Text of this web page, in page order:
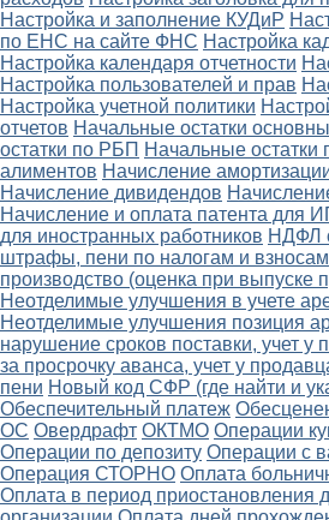
Настройка и заполнение КУДиР
по ЕНС на сайте ФНС Настройка
Настройка календаря отчетности
Настройка пользователей и прав
Настройка учетной политики
отчетов Начальные остатки
остатки по РБП Начальные остатки
алиментов Начисление
Начисление дивидендов
Начисление и оплата патента для
для иностранных работников НДФЛ
штрафы, пени по налогам и взносам
производство (оценка при выпуске
Неотделимые улучшения в учете
Неотделимые улучшения позиция
нарушение сроков поставки, учет у
за просрочку аванса, учет у
пени Новый код СФР (где найти и
Обеспечительный платеж
ОС Овердрафт ОКТМО Операции
Операции по депозиту Операции с
Операция СТОРНО Оплата
Оплата в период приостановления